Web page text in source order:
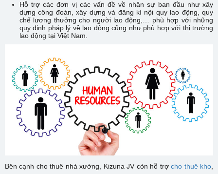
Hỗ trợ các đơn vị các vấn đề về nhân sự ban đầu như xây
dựng công đoàn, xây dựng và đăng kí nội quy lao động, quy
chế lương thưởng cho người lao động,… phù hợp với những
quy định pháp lý về lao động cũng như phù hợp với thị trường
lao động tại Việt Nam.
Bên cạnh cho thuê nhà xưởng, Kizuna JV còn hỗ trợcho thuê kho,